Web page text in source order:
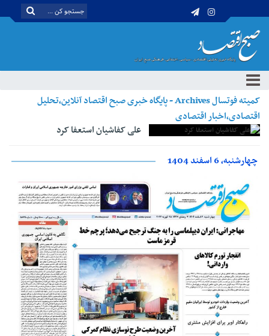
کمیته فوتسال Archives - پایگاه خبری صبح اقتصاد آنلاین،تحلیل
اقتصادی،اخبار اقتصادی
علی کفاشیان استعفا کرد
چهارشنبه، 6 اسفند 1404